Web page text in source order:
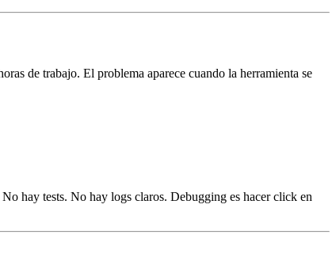
de trabajo. El problema aparece cuando la herramienta se
hay tests. No hay logs claros. Debugging es hacer click en